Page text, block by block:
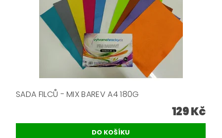
SADA FILCŮ - MIX BAREV A4 180G
129 Kč